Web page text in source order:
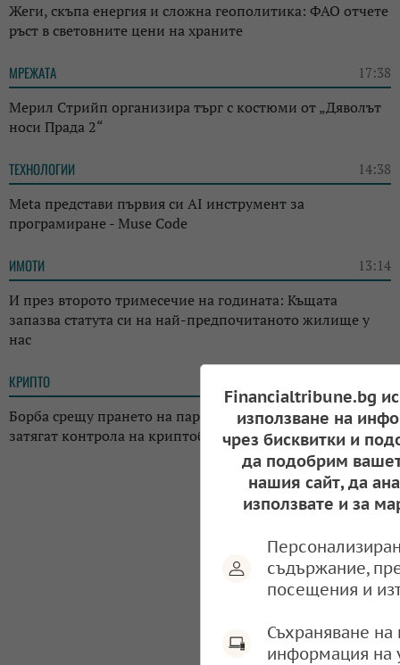
Жеги, скъпа енергия и сложна геополитика: ФАО отчете
ръст в световните цени на храните
МРЕЖАТА 17:38
Мерил Стрийп организира търг с костюми от „Дяволът
носи Прада 2“
ТЕХНОЛОГИИ 14:38
Meta представи първия си AI инструмент за
програмиране - Muse Code
ИМОТИ 13:14
И през второто тримесечие на годината: Къщата
запазва статута си на най-предпочитаното жилище у
нас
КРИПТО
Борба срещу прането на пари: Регулаторите в Япония
затягат контрола на криптоборсите в страната
Financialtribune.bg
използване на
чрез бисквитки и
да подобрим
нашия сайт, да
използвате и за
съдържание,
посещения и
Съхраняване
информация на